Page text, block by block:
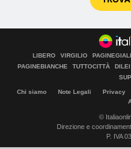
LIBERO VIRGILIO
PAGINEBIANCHE
TUTTOCITTÀ DILEI
Chi siamo Note Legali Privacy
©
Direzione e
P. IVA